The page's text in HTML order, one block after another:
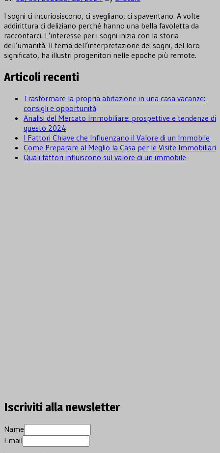
I sogni ci incuriosiscono, ci svegliano, ci spaventano. A volte
addirittura ci deliziano perché hanno una bella favoletta da
raccontarci. L’interesse per i sogni inizia con la storia
dell’umanità. Il tema dell’interpretazione dei sogni, del loro
significato, ha illustri progenitori nelle epoche più remote.
Articoli recenti
Trasformare la propria abitazione in una casa vacanze:
consigli e opportunità
Analisi del Mercato Immobiliare: prospettive e tendenze di
questo 2024
I Fattori Chiave che Influenzano il Valore di un Immobile
Come Preparare al Meglio la Casa per le Visite Immobiliari
Quali fattori influiscono sul valore di un immobile
Iscriviti alla newsletter
Name
Email